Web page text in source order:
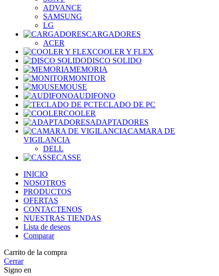
ADVANCE
SAMSUNG
LG
CARGADORES
ACER
COOLER Y FLEX
DISCO SOLIDO
MEMORIA
MONITOR
MOUSE
AUDIFONO
TECLADO DE PC
COOLER
ADAPTADORES
CAMARA DE
VIGILANCIA
DELL
CASSE
INICIO
NOSOTROS
PRODUCTOS
OFERTAS
CONTACTENOS
NUESTRAS TIENDAS
Lista de deseos
Comparar
Carrito de la compra
Cerrar
Signo en